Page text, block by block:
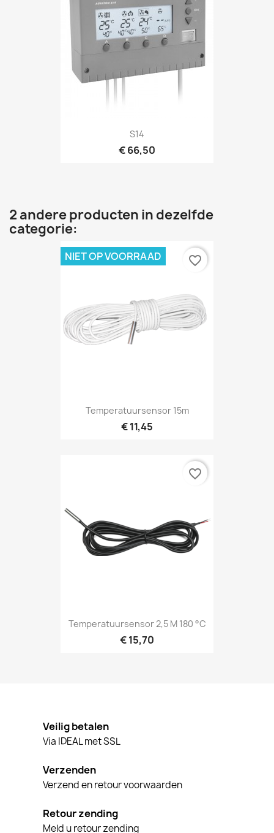
S14
€ 66,50
2 andere producten in dezelfde
categorie:
Temperatuursensor 15m
€ 11,45
NIET OP VOORRAAD favorite_border
Temperatuursensor 2,5 M 180 °C
€ 15,70
favorite_border
Veilig betalen
Via IDEAL met SSL
Verzenden
Verzend en retour voorwaarden
Retour zending
Meld u retour zending